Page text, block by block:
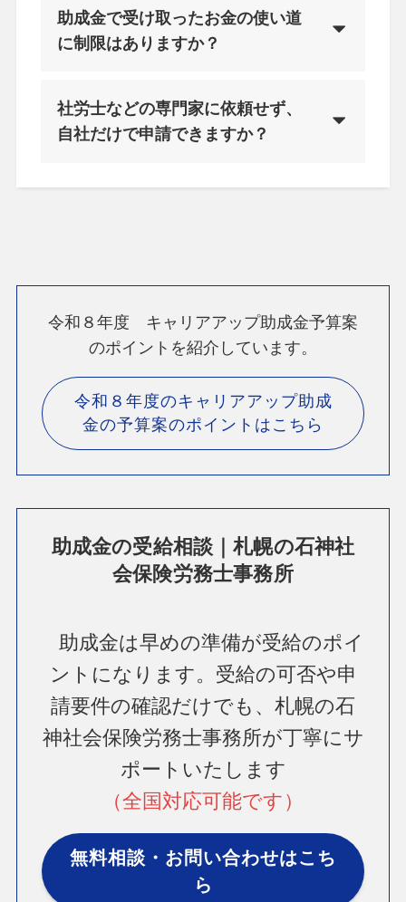
助成金で受け取ったお金の使い道
に制限はありますか？
社労士などの専門家に依頼せず、
自社だけで申請できますか？
令和８年度 キャリアアップ助成金予算案
のポイントを紹介しています。
令和８年度のキャリアアップ助成
金の予算案のポイントはこちら
助成金の受給相談｜札幌の石神社
会保険労務士事務所
助成金は早めの準備が受給のポイ
ントになります。受給の可否や申
請要件の確認だけでも、札幌の石
神社会保険労務士事務所が丁寧にサ
ポートいたします
（全国対応可能です）
無料相談・お問い合わせはこち
ら